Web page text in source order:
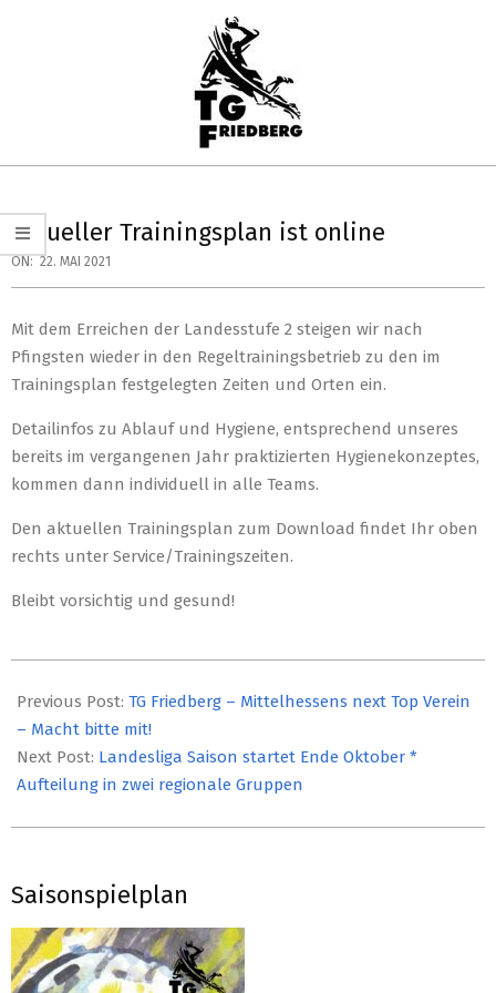
TG
FRIEDBERG
HANDBALL
Menuaktueller Trainingsplan ist online
ON: 22. MAI 2021
Mit dem Erreichen der Landesstufe 2 steigen wir nach
Pfingsten wieder in den Regeltrainingsbetrieb zu den im
Trainingsplan festgelegten Zeiten und Orten ein.
Detailinfos zu Ablauf und Hygiene, entsprechend unseres
bereits im vergangenen Jahr praktizierten Hygienekonzeptes,
kommen dann individuell in alle Teams.
Den aktuellen Trainingsplan zum Download findet Ihr oben
rechts unter Service/Trainingszeiten.
Bleibt vorsichtig und gesund!
05-
22
Previous Post: TG Friedberg – Mittelhessens next Top Verein
– Macht bitte mit!
Next Post: Landesliga Saison startet Ende Oktober *
Aufteilung in zwei regionale Gruppen
Saisonspielplan